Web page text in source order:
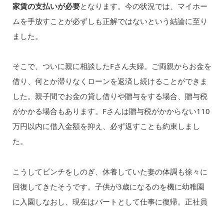
家賃の支払いが必要となります。今の状況では、マイホー
ムを手放すことが必ずしも正解ではないという結論に至り
ました。
そこで、ついに親に相談したFさん夫婦。ご両親からお金を
借り、何とか滞りなくローンを返済し続けることができま
した。親子間でお金の貸し借りや贈与をする場合、贈与税
がかかる場合もあります。Fさんは贈与税がかからない110
万円以内に借入金額を抑え、必ず返すことも約束しまし
た。
こうしてピンチをしのぎ、休養していた妻の体調も徐々に
回復してきたそうです。子供が3歳になるのを機に幼稚園
に入園しなおし、現在はパートとして仕事に復帰。正社員